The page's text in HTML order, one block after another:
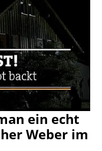
ein echt
Weber im